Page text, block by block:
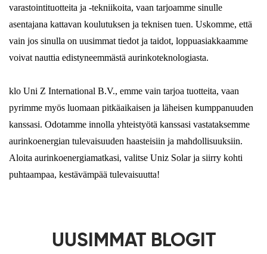
varastointituotteita ja -tekniikoita, vaan tarjoamme sinulle
asentajana kattavan koulutuksen ja teknisen tuen. Uskomme, että
vain jos sinulla on uusimmat tiedot ja taidot, loppuasiakkaamme
voivat nauttia edistyneemmästä aurinkoteknologiasta.
klo Uni Z International B.V., emme vain tarjoa tuotteita, vaan
pyrimme myös luomaan pitkäaikaisen ja läheisen kumppanuuden
kanssasi. Odotamme innolla yhteistyötä kanssasi vastataksemme
aurinkoenergian tulevaisuuden haasteisiin ja mahdollisuuksiin.
Aloita aurinkoenergiamatkasi, valitse Uniz Solar ja siirry kohti
puhtaampaa, kestävämpää tulevaisuutta!
UUSIMMAT BLOGIT